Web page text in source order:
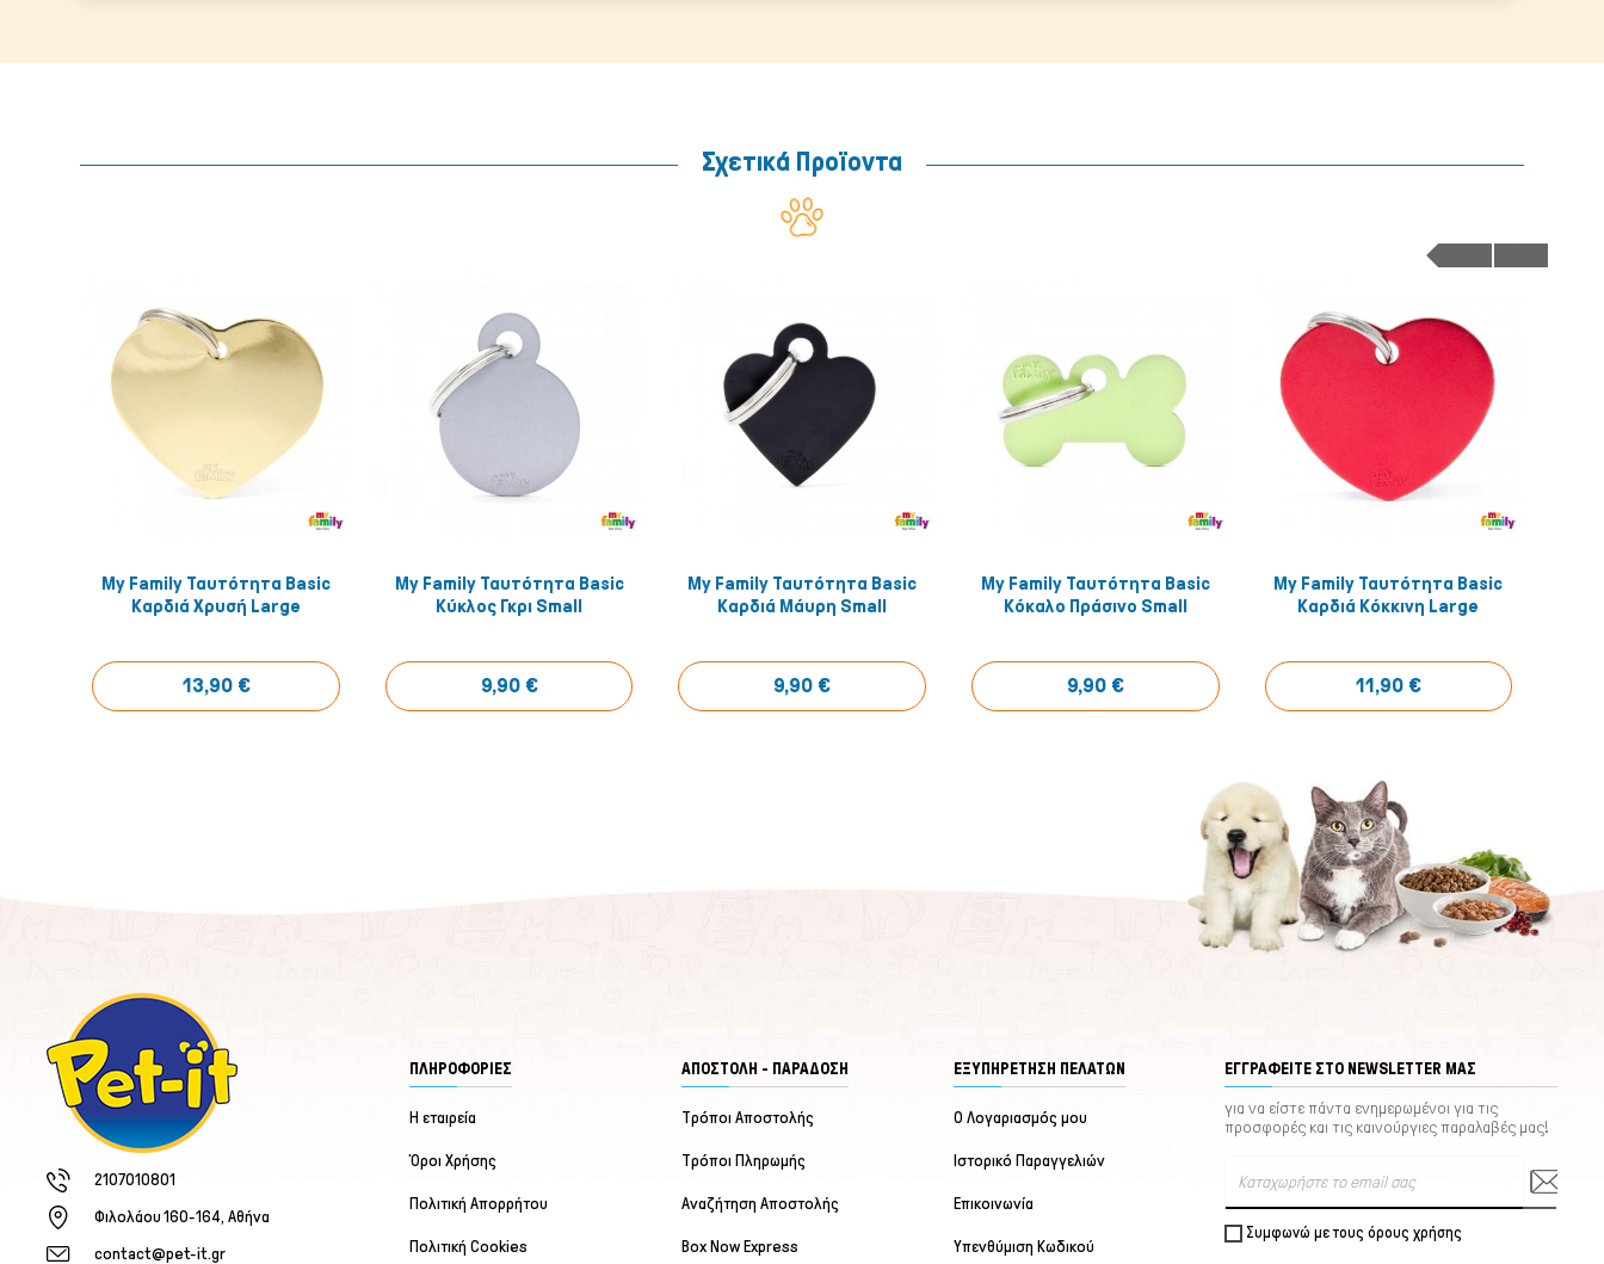
Σχετικά Προϊοντα
Αγόρασέ το!
My Family Ταυτότητα Basic
Καρδιά Χρυσή Large
13,90 €
Αγόρασέ το!
My Family Ταυτότητα Basic
Κύκλος Γκρι Small
9,90 €
Αγόρασέ το!
My Family Ταυτότητα Basic
Καρδιά Μάυρη Small
9,90 €
Αγόρασέ το!
My Family Ταυτότητα Basic
Κόκαλο Πράσινο Small
9,90 €
Αγόρασέ το!
My Family Ταυτότητα Basic
Καρδιά Κόκκινη Large
11,90 €
2107010801
Φιλολάου 160-164, Αθήνα
contact@pet-it.gr
ΠΛΗΡΟΦΟΡΙΕΣ
Η εταιρεία
Όροι Χρήσης
Πολιτική Απορρήτου
Πολιτική Cookies
ΑΠΟΣΤΟΛΗ - ΠΑΡΑΔΟΣΗ
Τρόποι Αποστολής
Τρόποι Πληρωμής
Αναζήτηση Αποστολής
Box Now Express
ΕΞΥΠΗΡΈΤΗΣΗ ΠΕΛΑΤΏΝ
Ο Λογαριασμός μου
Ιστορικό Παραγγελιών
Επικοινωνία
Υπενθύμιση Κωδικού
ΕΓΓΡΑΦΕΊΤΕ ΣΤΟ NEWSLETTER ΜΑΣ
για να είστε πάντα ενημερωμένοι για τις
προσφορές και τις καινούργιες παραλαβές μας!
Συμφωνώ με τους όρους χρήσης